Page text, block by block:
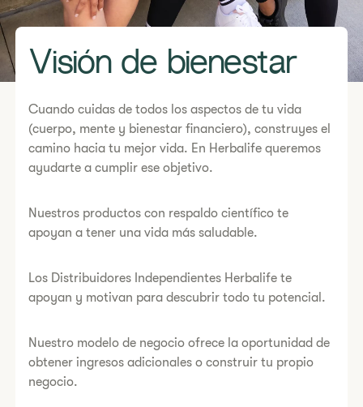
Visión de bienestar
​​​Cuando cuidas de todos los aspectos de tu vida
(cuerpo, mente y bienestar financiero), construyes el
camino hacia tu mejor vida. En Herbalife queremos
ayudarte a cumplir ese objetivo.
​Nuestros productos con respaldo científico te
apoyan a tener una vida más saludable.
​Los Distribuidores Independientes Herbalife te
apoyan y motivan para descubrir todo tu potencial.
​​Nuestro modelo de negocio ofrece la oportunidad de
obtener ingresos adicionales o construir tu propio
negocio.